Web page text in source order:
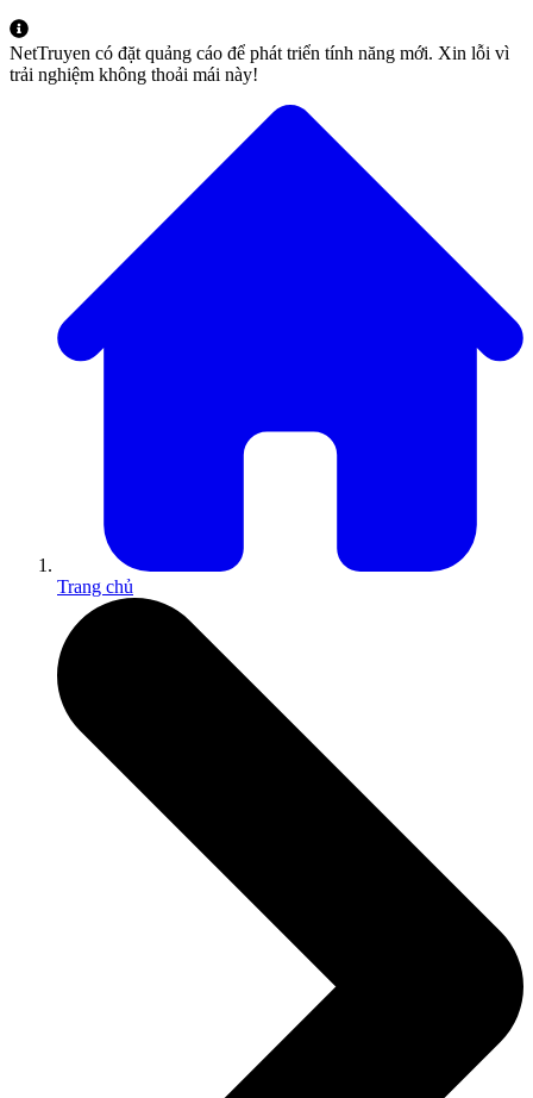
NetTruyen có đặt quảng cáo để phát triển tính năng mới. Xin lỗi vì
trải nghiệm không thoải mái này!
Trang chủ